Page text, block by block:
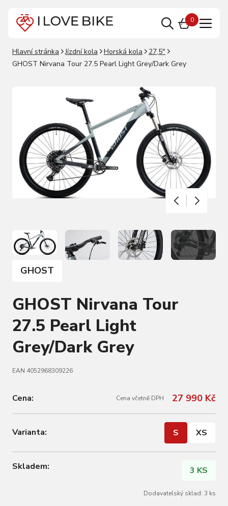
0
Hlavní stránka Jízdní kola Horská kola
27,5"
GHOST Nirvana Tour 27.5 Pearl Light Grey/Dark Grey
GHOST
GHOST Nirvana Tour
27.5 Pearl Light
Grey/Dark Grey
EAN 4052968309226
Cena: Cena včetně DPH 27 990 Kč
Varianta: S XS
Skladem: 3 KS
Dodavatelský sklad: 3 ks